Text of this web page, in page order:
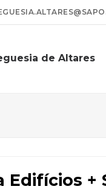
de Altares
Edifícios +